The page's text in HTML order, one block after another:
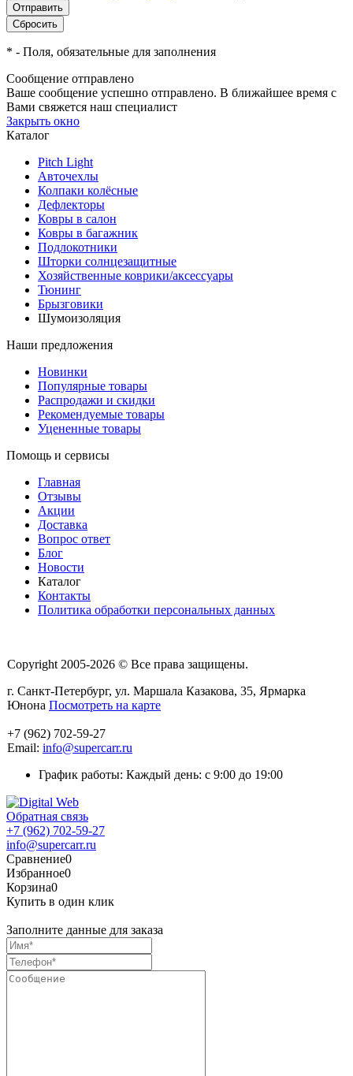
* - Поля, обязательные для заполнения
Сообщение отправлено
Ваше сообщение успешно отправлено. В ближайшее время с
Вами свяжется наш специалист
Закрыть окно
Каталог
Pitch Light
Авточехлы
Колпаки колёсные
Дефлекторы
Ковры в салон
Ковры в багажник
Подлокотники
Шторки солнцезащитные
Хозяйственные коврики/аксессуары
Тюнинг
Брызговики
Шумоизоляция
Наши предложения
Новинки
Популярные товары
Распродажи и скидки
Рекомендуемые товары
Уцененные товары
Помощь и сервисы
Главная
Отзывы
Акции
Доставка
Вопрос ответ
Блог
Новости
Каталог
Контакты
Политика обработки персональных данных
Copyright 2005-2026 © Все права защищены.
г. Санкт-Петербург, ул. Маршала Казакова, 35, Ярмарка
Юнона Посмотреть на карте
+7 (962) 702-59-27
Email: info@supercarr.ru
График работы: Каждый день: с 9:00 до 19:00
Обратная связь
+7 (962) 702-59-27
info@supercarr.ru
Сравнение0
Избранное0
Корзина0
Купить в один клик
Заполните данные для заказа